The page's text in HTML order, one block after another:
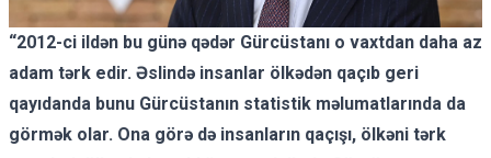
“2012-ci ildən bu günə qədər Gürcüstanı o vaxtdan daha az
adam tərk edir. Əslində insanlar ölkədən qaçıb geri
qayıdanda bunu Gürcüstanın statistik məlumatlarında da
görmək olar. Ona görə də insanların qaçışı, ölkəni tərk